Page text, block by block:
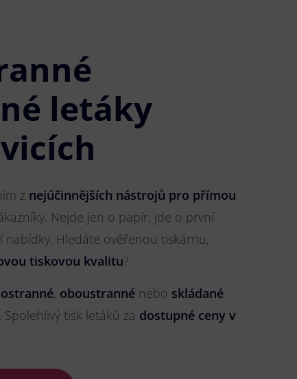
letáky
z nejúčinnějších nástrojů pro přímou
Nejde jen o papír, jde o první
nabídky. Hledáte ověřenou tiskárnu,
tiskovou kvalitu?
, oboustranné nebo skládané
tisk letáků za dostupné ceny v